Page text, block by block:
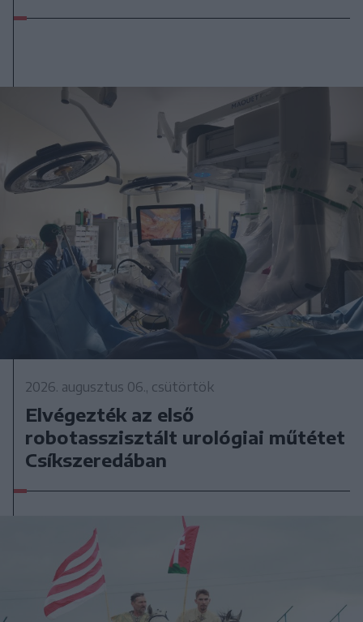
2026. augusztus 06., csütörtök
Elvégezték az első
robotasszisztált urológiai műtétet
Csíkszeredában